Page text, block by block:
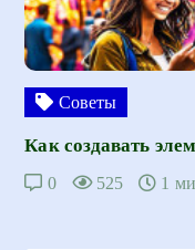
Советы
Как создавать
0 525 1